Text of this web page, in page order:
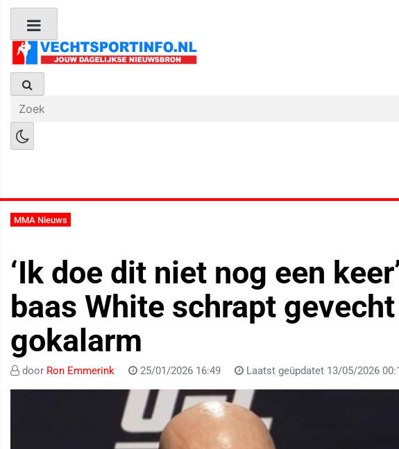
MMA Nieuws
‘Ik doe dit niet nog een
baas White schrapt
gokalarm
door Ron Emmerink 25/01/2026 16:49 Laatst geüpdatet 13/05/2026